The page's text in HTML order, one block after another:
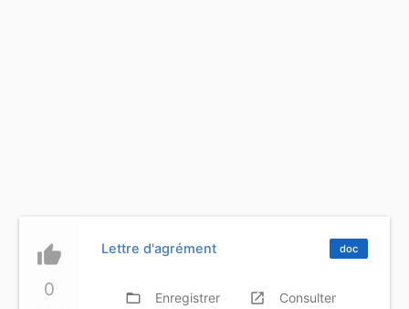
thumb_up
0
doc
Lettre d'agrément
folder_open Enregistrer launch Consulter